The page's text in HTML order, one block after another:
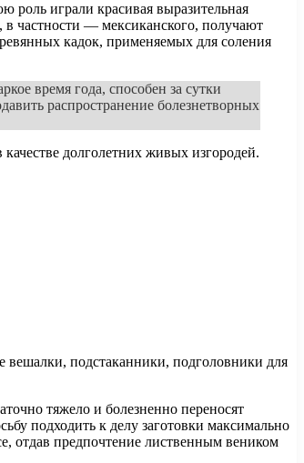
роль играли красивая выразительная
частности — мексиканского, получают
кадок, применяемых для соления
время года, способен за сутки
распространение болезнетворных
долголетних живых изгородей.
вешалки, подстаканники, подголовники для
тяжело и болезненно переносят
подходить к делу заготовки максимально
отдав предпочтение лиственным веником